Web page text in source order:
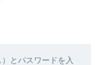
とパスワードを入